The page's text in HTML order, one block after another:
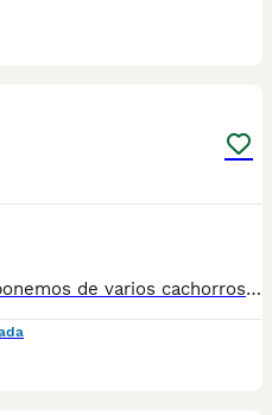
📞 613283995 WhatsApp Disponemos de varios cachorros de Lulu de Pomerania toy machos y hembras de varios colores . Entregamos nuestros pequeños cachorritos con todas las garantías y cuidados necesarios , disponemos de núcleo zoológico para crianza y venta de nuestros cachorros . ✅Desparasitaciones y vacunas correspondientes a su edad . ✅Cartilla de vacunación . ✅Revisiones veterinarias . ✅Garantías víricas de 15 días . ✅Garantías genéticas de un año . Seriedad , confianza y bienestar animal son nuestra prioridad . También ofrecemos transporte propio para nuestros pequeños cachorros a toda la península , el pago lo podéis hacer contra reembolso . (con coste adicional) . Mandamos a toda España . Disponemos de varias razas Si no esta la raza que queréis llámanos , intentaremos encontrártela , trabajamos con los mejores criadores de España .